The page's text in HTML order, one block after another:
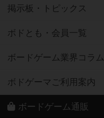
掲示板・トピックス
ボドとも・会員一覧
ボードゲーム業界コラム
ボドゲーマご利用案内
ボードゲーム通販